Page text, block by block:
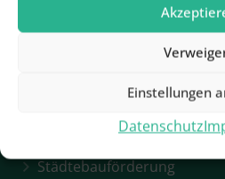
Einstellungen
Datenschutz
Hotels & Pensionen
Rathaus / Ansprechpartner
Rathaus / Öffnungszeiten
Sehenswürdigkeiten
Städtebauförderung